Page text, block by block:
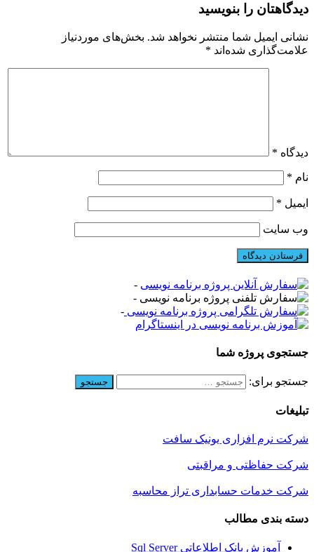
دیدگاهتان را بنویسید
نشانی ایمیل شما منتشر نخواهد شد. بخش‌های موردنیاز
علامت‌گذاری شده‌اند *
دیدگاه *
نام *
ایمیل *
وب‌ سایت
-
-
-
جستجوی پروژه شما
جستجو برای:
تبلیغات
شرکت نرم افزاری یونیک سافت
شرکت حفاظتی و مراقبتی
شرکت خدمات حسابداری تراز محاسبه
دسته بندی مطالب
آموزش بانک اطلاعاتی Sql Server